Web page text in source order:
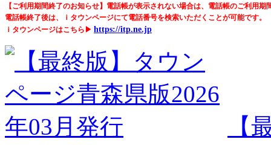
【ご利用期間終了のお知らせ】電話帳が表示されない場合は、電話帳のご利用期
電話帳終了後は、ｉタウンページにて電話番号を検索いただくことが可能です。
ｉタウンページはこちら▶ https://itp.ne.jp
【